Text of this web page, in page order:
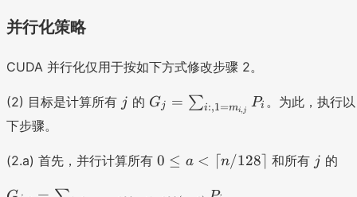
1
}
n
m
_
{i
}
P
{i
m
{i
,j
=
}
^
n
_i
_i
=
s
_
{
j,
并行化策略
CUDA 并行化仅用于按如下方式修改步骤 2。
(2) 目标是计算所有 jj 的 G
\
s
Gj = ∑i:,1=mi, j
Pi 。为此，执行以
下步骤。
(2.a) 首先，并行计算所有 0
0 ≤ a < ⌈n/128⌉ 和所有 jj 的
G